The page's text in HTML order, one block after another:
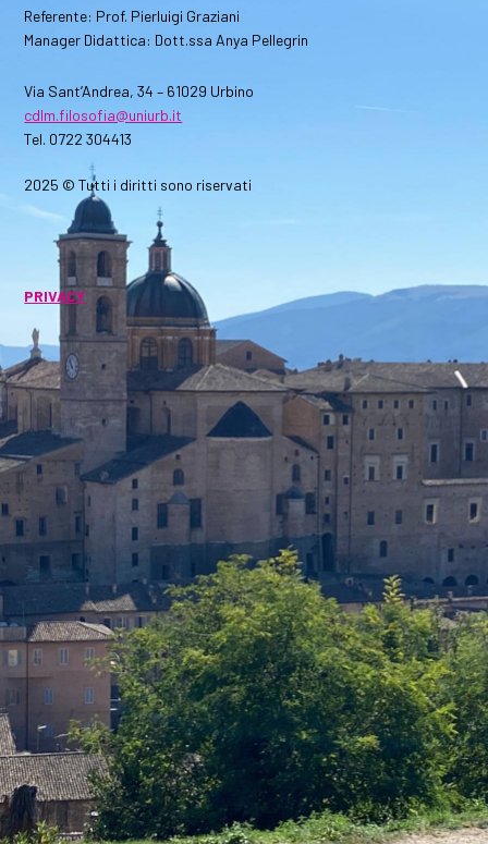
Referente: Prof. Pierluigi Graziani
Manager Didattica: Dott.ssa Anya Pellegrin
Via Sant’Andrea, 34 – 61029 Urbino
cdlm.filosofia@uniurb.it
Tel. 0722 304413
2025 © Tutti i diritti sono riservati
PRIVACY